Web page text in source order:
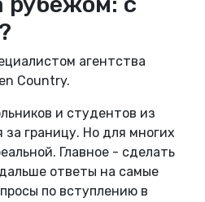
агентства
Country.
и студентов из
границу. Но для многих
Главное - сделать
ответы на самые
по вступлению в